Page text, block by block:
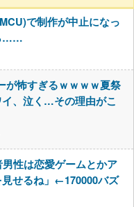
で制作が中止になっ
……
が怖すぎるｗｗｗｗ夏祭
、泣く…その理由がこ
男性は恋愛ゲームとかア
せるね」←170000バズ